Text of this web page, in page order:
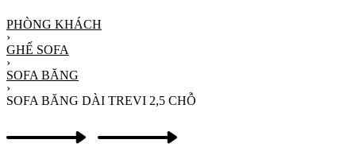
PHÒNG KHÁCH
›
GHẾ SOFA
›
SOFA BĂNG
›
SOFA BĂNG DÀI TREVI 2,5 CHỖ
Product